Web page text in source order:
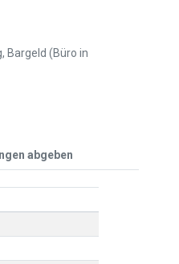
Bargeld (Büro in
abgeben